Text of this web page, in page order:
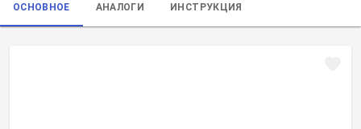
ОСНОВНОЕ АНАЛОГИ ИНСТРУКЦИЯ